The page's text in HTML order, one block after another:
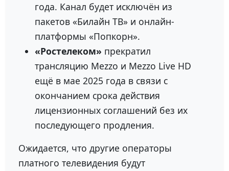
года. Канал будет исключён из
пакетов «Билайн ТВ» и онлайн-
платформы «Попкорн».
«Ростелеком» прекратил
трансляцию Mezzo и Mezzo Live HD
ещё в мае 2025 года в связи с
окончанием срока действия
лицензионных соглашений без их
последующего продления.
Ожидается, что другие операторы
платного телевидения будут